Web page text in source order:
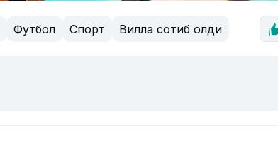
Футбол Спорт Вилла сотиб олди